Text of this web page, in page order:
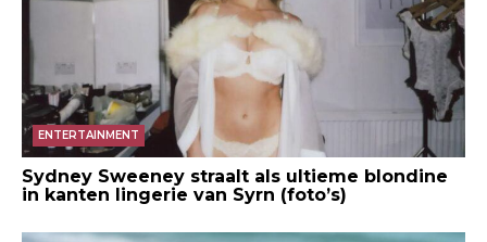
ENTERTAINMENT
Sydney Sweeney straalt als ultieme blondine
in kanten lingerie van Syrn (foto’s)